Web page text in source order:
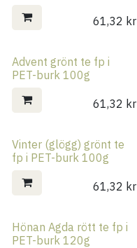
61,32 kr
Advent grönt te fp i
PET-burk 100g
61,32 kr
Vinter (glögg) grönt te
fp i PET-burk 100g
61,32 kr
Hönan Agda rött te fp i
PET-burk 120g